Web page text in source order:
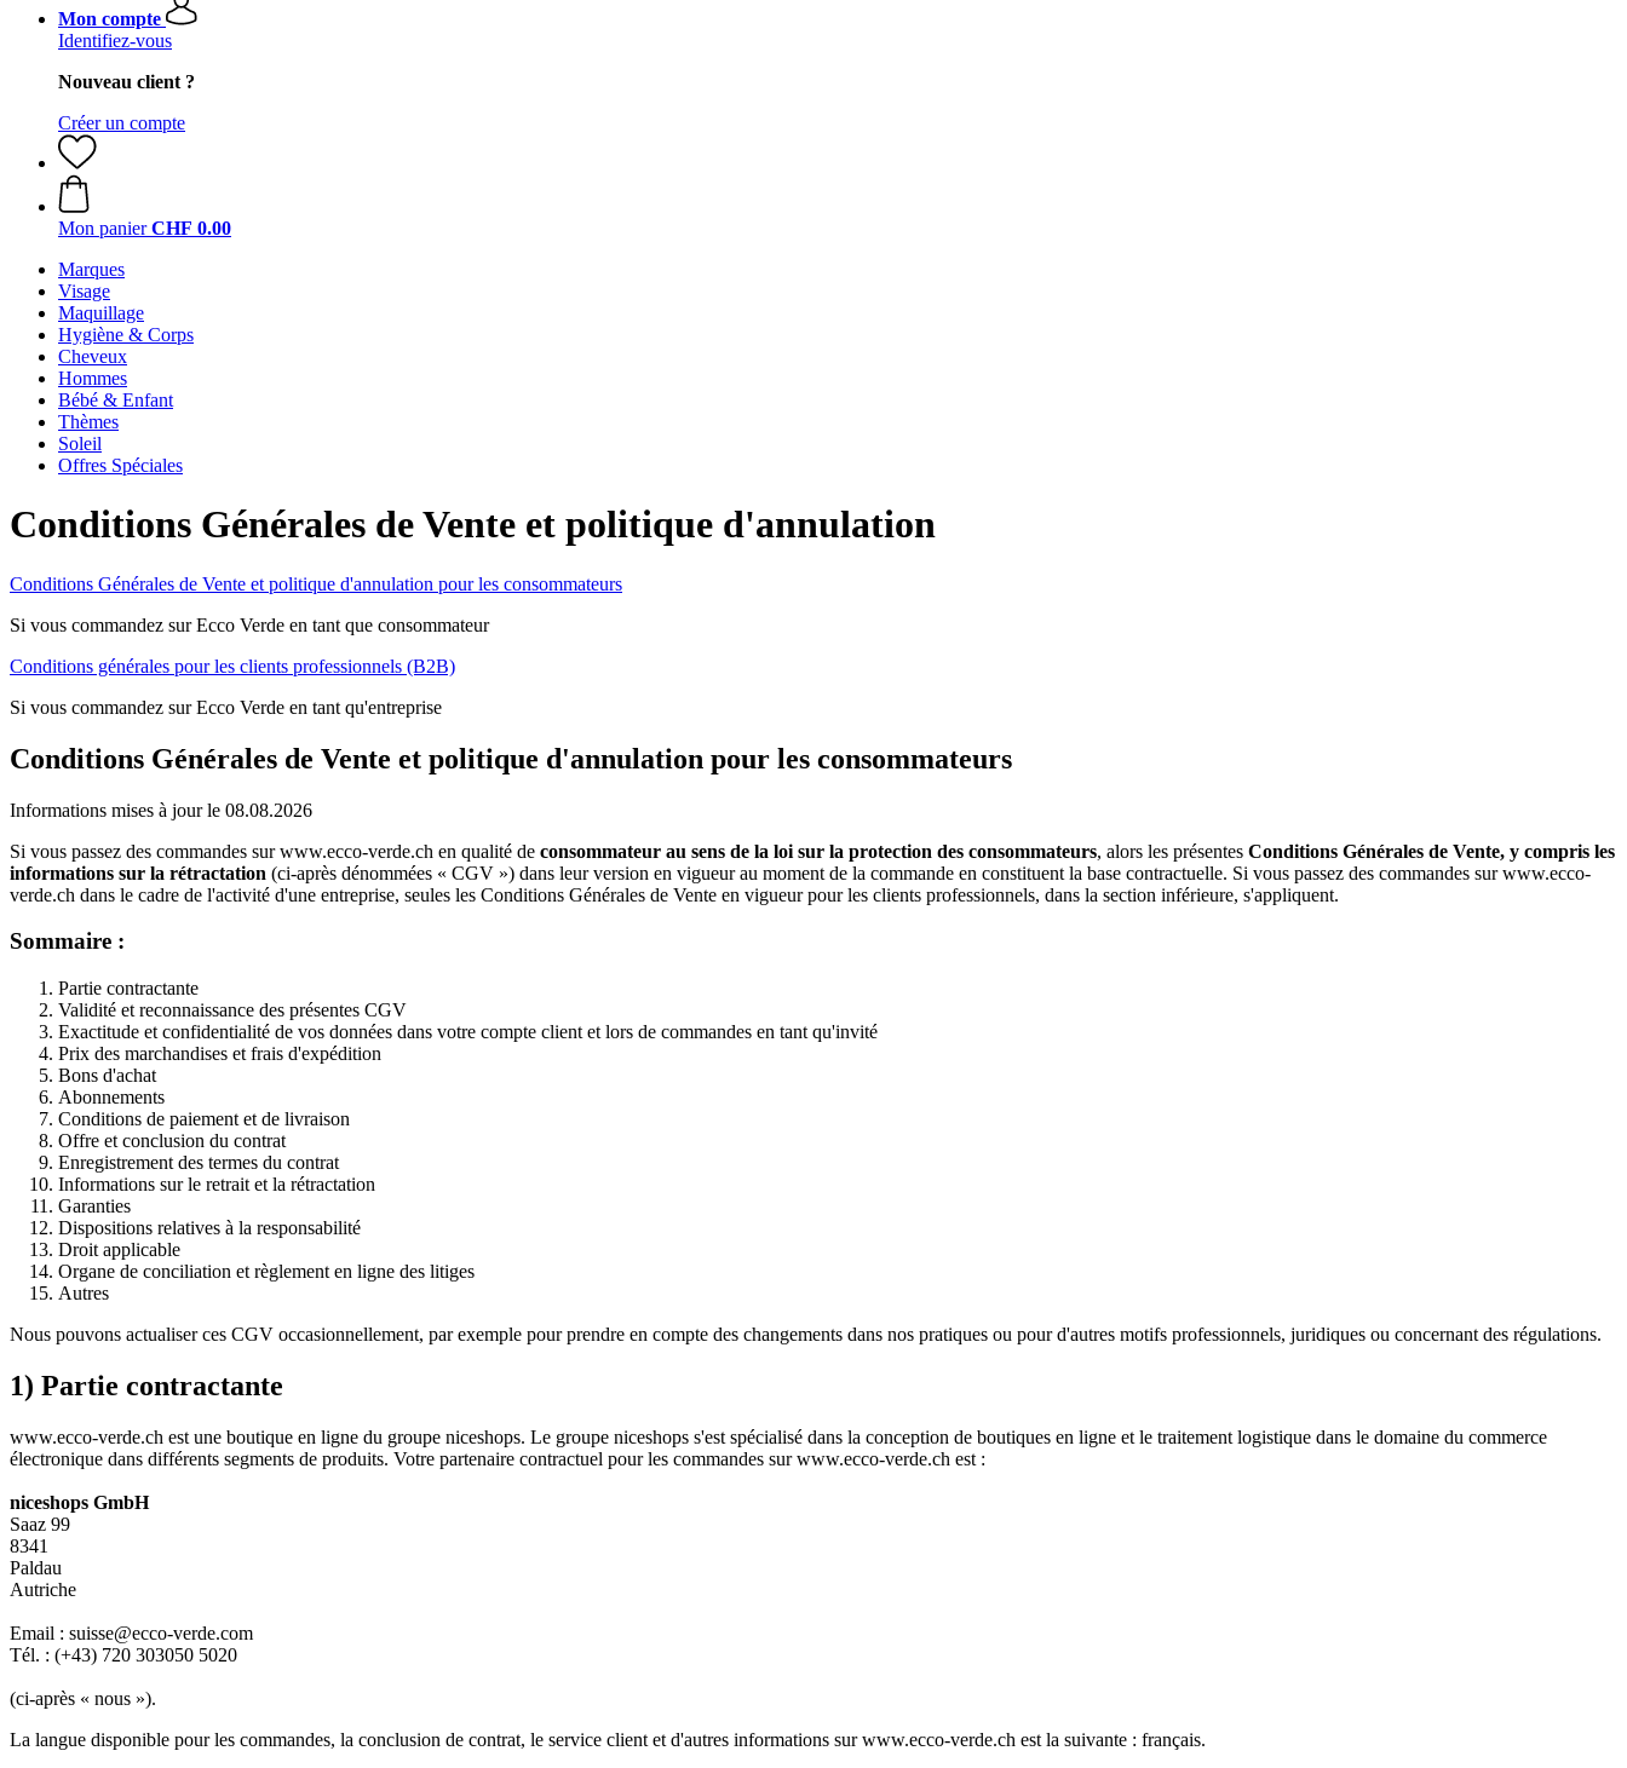
Mon compte
Identifiez-vous
Nouveau client ?
Créer un compte
Mon panier CHF 0.00
Marques
Visage
Maquillage
Hygiène & Corps
Cheveux
Hommes
Bébé & Enfant
Thèmes
Soleil
Offres Spéciales
Conditions Générales de Vente et politique d'annulation
Conditions Générales de Vente et politique d'annulation pour les consommateurs
Si vous commandez sur Ecco Verde en tant que consommateur
Conditions générales pour les clients professionnels (B2B)
Si vous commandez sur Ecco Verde en tant qu'entreprise
Conditions Générales de Vente et politique d'annulation pour les consommateurs
Informations mises à jour le 08.08.2026
Si vous passez des commandes sur www.ecco-verde.ch en qualité de consommateur au sens de la loi sur la protection des consommateurs, alors les présentes Conditions Générales de Vente, y compris les
informations sur la rétractation (ci-après dénommées « CGV ») dans leur version en vigueur au moment de la commande en constituent la base contractuelle. Si vous passez des commandes sur www.ecco-
verde.ch dans le cadre de l'activité d'une entreprise, seules les Conditions Générales de Vente en vigueur pour les clients professionnels, dans la section inférieure, s'appliquent.
Sommaire :
Partie contractante
Validité et reconnaissance des présentes CGV
Exactitude et confidentialité de vos données dans votre compte client et lors de commandes en tant qu'invité
Prix des marchandises et frais d'expédition
Bons d'achat
Abonnements
Conditions de paiement et de livraison
Offre et conclusion du contrat
Enregistrement des termes du contrat
Informations sur le retrait et la rétractation
Garanties
Dispositions relatives à la responsabilité
Droit applicable
Organe de conciliation et règlement en ligne des litiges
Autres
Nous pouvons actualiser ces CGV occasionnellement, par exemple pour prendre en compte des changements dans nos pratiques ou pour d'autres motifs professionnels, juridiques ou concernant des régulations.
1) Partie contractante
www.ecco-verde.ch est une boutique en ligne du groupe niceshops. Le groupe niceshops s'est spécialisé dans la conception de boutiques en ligne et le traitement logistique dans le domaine du commerce
électronique dans différents segments de produits. Votre partenaire contractuel pour les commandes sur www.ecco-verde.ch est :
niceshops GmbH
Saaz 99
8341
Paldau
Autriche
Email : suisse@ecco-verde.com
Tél. : (+43) 720 303050 5020
(ci-après « nous »).
La langue disponible pour les commandes, la conclusion de contrat, le service client et d'autres informations sur www.ecco-verde.ch est la suivante : français.